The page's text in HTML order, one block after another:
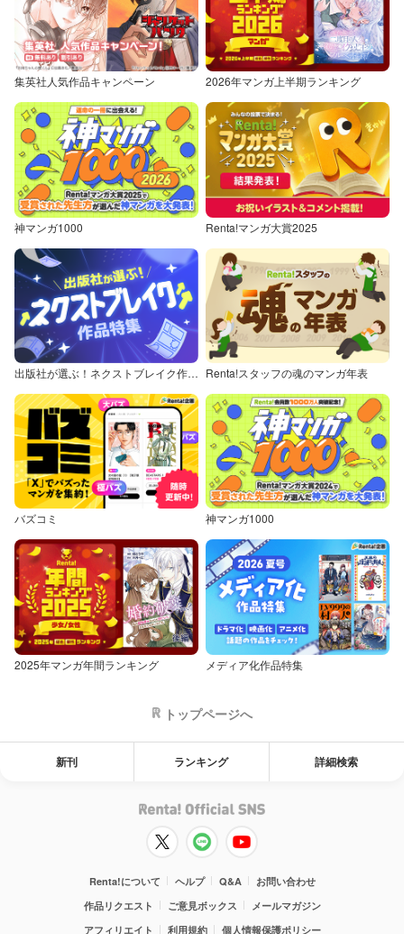
集英社人気作品キャンペーン 2026年マンガ上半期ランキング
神マンガ1000 Renta!マンガ大賞2025
出版社が選ぶ！ネクストブレイク作品特集 Renta!スタッフの魂のマンガ年表
バズコミ 神マンガ1000
2025年マンガ年間ランキング メディア化作品特集
トップページへ
新刊 ランキング 詳細検索
Renta!について ヘルプ Q&A
お問い合わせ
作品リクエスト
ご意見ボックス
メールマガジン
アフィリエイト
利用規約 個人情報保護ポリシー